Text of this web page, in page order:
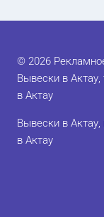
© 2026
Вывески в
в Актау
Вывески в
в Актау